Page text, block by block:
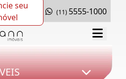
seu
(11) 5555-1000